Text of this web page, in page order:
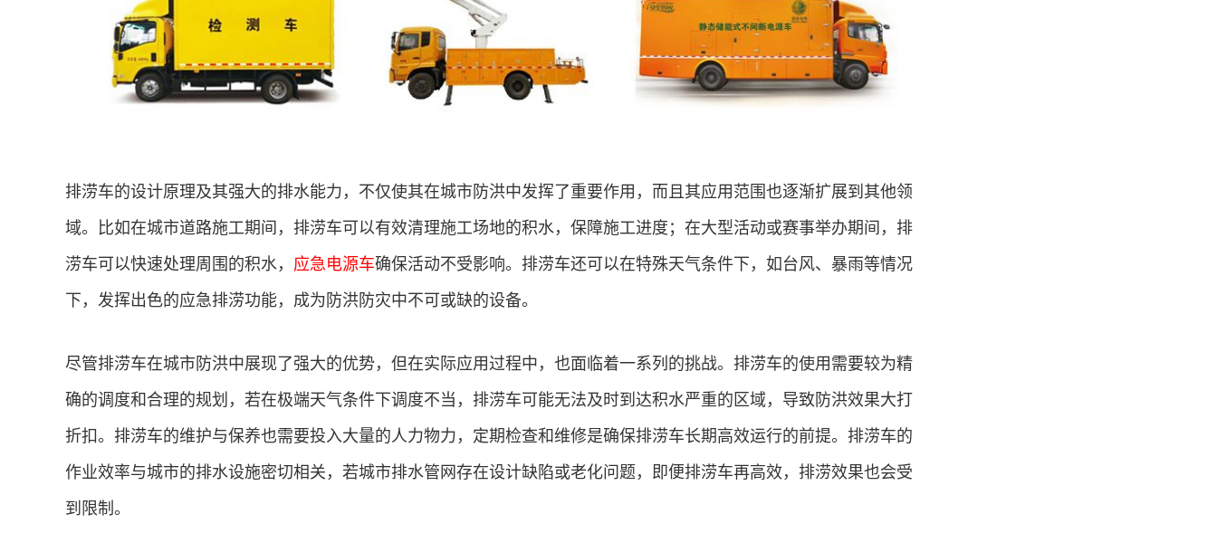
排涝车的设计原理及其强大的排水能力，不仅使其在城市防洪中发挥了重要作用，而且其应用范围也逐渐扩展到其他领
域。比如在城市道路施工期间，排涝车可以有效清理施工场地的积水，保障施工进度；在大型活动或赛事举办期间，排
涝车可以快速处理周围的积水， 应急电源车确保活动不受影响。排涝车还可以在特殊天气条件下，如台风、暴雨等情况
下，发挥出色的应急排涝功能，成为防洪防灾中不可或缺的设备。
尽管排涝车在城市防洪中展现了强大的优势，但在实际应用过程中，也面临着一系列的挑战。排涝车的使用需要较为精
确的调度和合理的规划，若在极端天气条件下调度不当，排涝车可能无法及时到达积水严重的区域，导致防洪效果大打
折扣。排涝车的维护与保养也需要投入大量的人力物力，定期检查和维修是确保排涝车长期高效运行的前提。排涝车的
作业效率与城市的排水设施密切相关，若城市排水管网存在设计缺陷或老化问题，即便排涝车再高效，排涝效果也会受
到限制。